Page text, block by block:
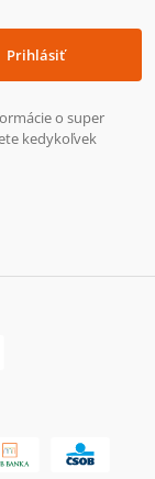
Prihlásiť
o super
kedykoľvek